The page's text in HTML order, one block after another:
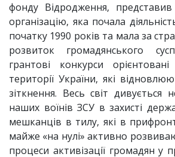
фонду Відродження,
організацію, яка почала
початку 1990 років та мала за
розвиток громадянського
грантові конкурси
території України, які
зіткнення. Весь світ дивується
наших воїнів ЗСУ в захисті
мешканців в тилу, які в
майже «на нулі» активно
процеси активізації громадян у